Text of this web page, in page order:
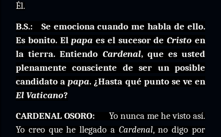
Él.
B.S.:
Se emociona cuando me habla de ello.
Es bonito. Elpapa es el sucesor deCristo en
la tierra. Entiendo Cardenal, que es usted
plenamente consciente de ser un posible
candidato apapa. ¿Hasta qué punto se ve en
El Vaticano?
CARDENAL OSORO:
Yo nunca me he visto así.
Yo creo que he llegado a Cardenal, no digo por